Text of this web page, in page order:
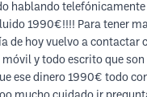
hablando telefónicamente
1990€!!!! Para tener
de hoy vuelvo a contactar
y todo escrito que son
ese dinero 1990€ todo